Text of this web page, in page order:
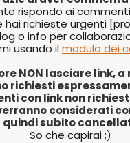
rispondo ai
hai richieste urgenti
o info per
usando ilmodulo dei
NON lasciare link, a
richiesti
con link non
considerati
quindi subito
So che capirai ;)